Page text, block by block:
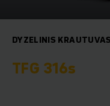
DYZELINIS
TFG 316s